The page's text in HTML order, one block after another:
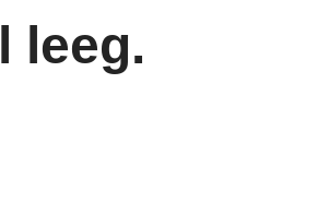
leeg.